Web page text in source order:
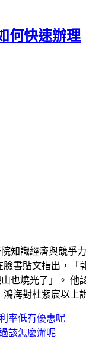
何快速辦理
院知識經濟與競
書貼文指出，
也燒光了」。
海對杜紫宸以上
率低有優惠呢
該怎麼辦呢